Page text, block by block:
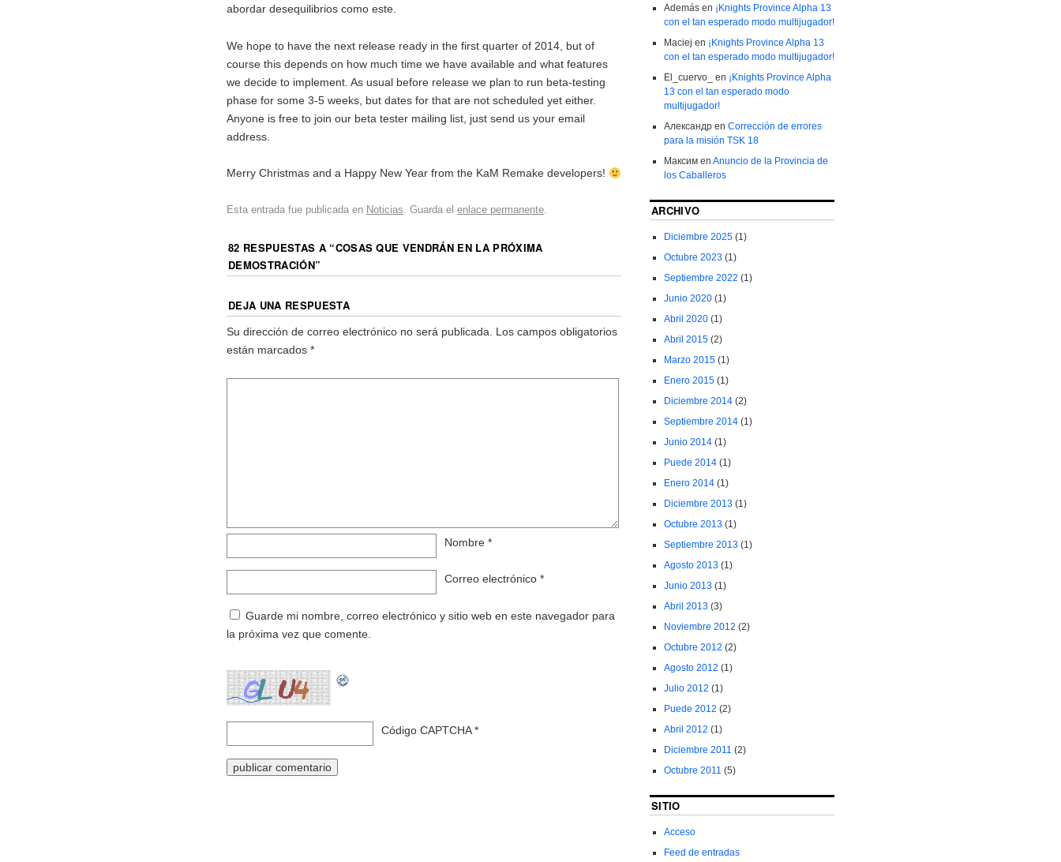
abordar desequilibrios como este.
We hope to have the next release ready in the first quarter of 2014, but of
course this depends on how much time we have available and what features
we decide to implement. As usual before release we plan to run beta-testing
phase for some 3-5 weeks, but dates for that are not scheduled yet either.
Anyone is free to join our beta tester mailing list, just send us your email
address.
Merry Christmas and a Happy New Year from the KaM Remake developers!
Esta entrada fue publicada en Noticias. Guarda el enlace permanente.
82 RESPUESTAS A “COSAS QUE VENDRÁN EN LA PRÓXIMA
DEMOSTRACIÓN”
DEJA UNA RESPUESTA
Su dirección de correo electrónico no será publicada.
Los campos obligatorios
están marcados *
Nombre *
Correo electrónico *
Guarde mi nombre, correo electrónico y sitio web en este navegador para
la próxima vez que comente.
Código CAPTCHA*
Ademásen ¡Knights Province Alpha 13
con el tan esperado modo multijugador!
Maciej en ¡Knights Province Alpha 13
con el tan esperado modo multijugador!
El_cuervo_
en ¡Knights Province Alpha
13 con el tan esperado modo
multijugador!
Александрen Corrección de errores
para la misión TSK 18
Максимen Anuncio de la Provincia de
los Caballeros
ARCHIVO
Diciembre 2025(1)
Octubre 2023(1)
Septiembre 2022 (1)
Junio 2020(1)
Abril 2020(1)
Abril 2015(2)
Marzo 2015(1)
Enero 2015(1)
Diciembre 2014(2)
Septiembre 2014(1)
Junio 2014(1)
Puede 2014(1)
Enero 2014(1)
Diciembre 2013(1)
Octubre 2013(1)
Septiembre 2013(1)
Agosto 2013(1)
Junio 2013(1)
Abril 2013(3)
Noviembre 2012 (2)
Octubre 2012 (2)
Agosto 2012 (1)
Julio 2012 (1)
Puede 2012 (2)
Abril 2012 (1)
Diciembre 2011 (2)
Octubre 2011 (5)
SITIO
Acceso
Feed de entradas